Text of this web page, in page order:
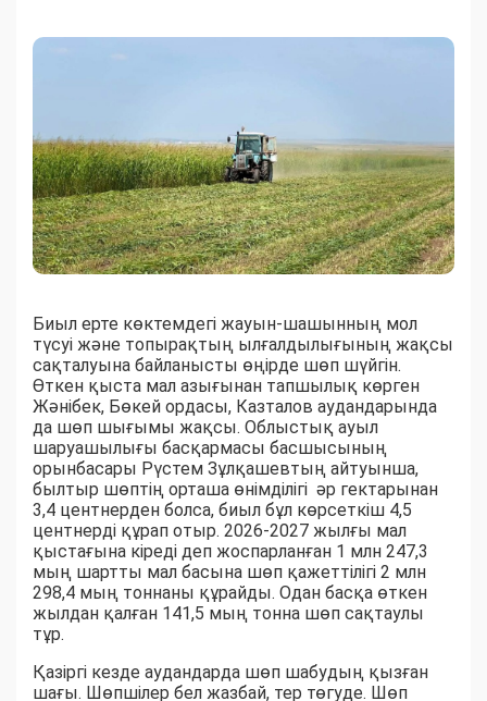
Биыл ерте көктемдегі жауын-шашынның мол
түсуі және топырақтың ылғалдылығының жақсы
сақталуына байланысты өңірде шөп шүйгін.
Өткен қыста мал азығынан тапшылық көрген
Жәнібек, Бөкей ордасы, Казталов аудандарында
да шөп шығымы жақсы. Облыстық ауыл
шаруашылығы басқармасы басшысының
орынбасары Рүстем Зұлқашевтың айтуынша,
былтыр шөптің орташа өнімділігі әр гектарынан
3,4 центнерден болса, биыл бұл көрсеткіш 4,5
центнерді құрап отыр. 2026-2027 жылғы мал
қыстағына кіреді деп жоспарланған 1 млн 247,3
мың шартты мал басына шөп қажеттілігі 2 млн
298,4 мың тоннаны құрайды. Одан басқа өткен
жылдан қалған 141,5 мың тонна шөп сақтаулы
тұр.
Қазіргі кезде аудандарда шөп шабудың қызған
шағы. Шөпшілер бел жазбай, тер төгуде. Шөп